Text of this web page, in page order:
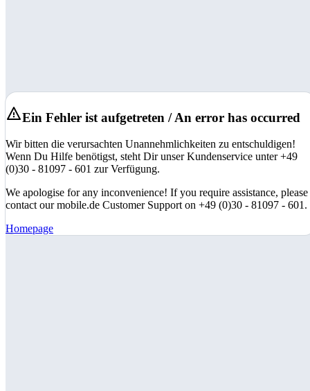
Ein Fehler ist aufgetreten / An error has occurred
Wir bitten die verursachten Unannehmlichkeiten zu entschuldigen!
Wenn Du Hilfe benötigst, steht Dir unser Kundenservice unter +49
(0)30 - 81097 - 601 zur Verfügung.
We apologise for any inconvenience! If you require assistance, please
contact our mobile.de Customer Support on +49 (0)30 - 81097 - 601.
Homepage